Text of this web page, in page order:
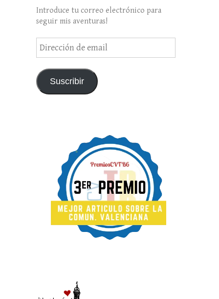
Introduce tu correo electrónico para
seguir mis aventuras!
Dirección
de
Suscribir